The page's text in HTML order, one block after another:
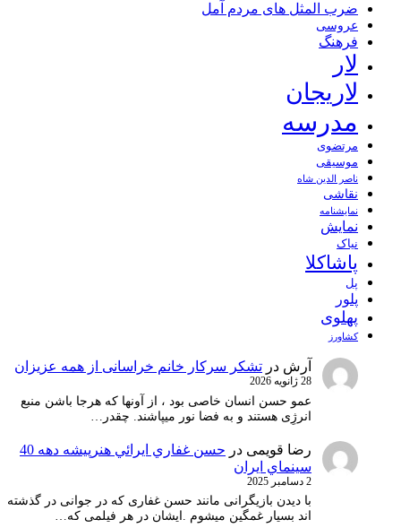
ضرب المثل های مردم آمل
عروسی
فرهنگ
لار
لاریجان
مدرسه
مرتضوی
موسیقی
ناصر الدین شاه
نقاشی
نمايشنامه
نمایش
نیاک
پاشاکلا
پل
پلور
پهلوی
کشاورز
آرش در تشکر سرکار خانم خراسانی از همه عزیزان
28 ژانویه 2026
عمو حسن انسان خاصی بود ، از آونها که هرجا باشن منبع
انرژِی هستند و به فضا نور میپاشند. چقدر…
رضا قویمی در
حسن غفاري ايرائي هنرپيشه دهه 40
سينماي ايران
2 دسامبر 2025
با دیدن بازیگرانی مانند حسن غفاری که در جوانی در گذشته
اند بسیار غمگین میشوم .ایشان در هر فیلمی که…